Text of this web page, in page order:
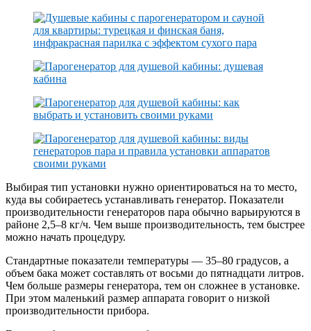
Выбирая тип установки нужно ориентироваться на то место,
куда вы собираетесь устанавливать генератор. Показатели
производительности генераторов пара обычно варьируются в
районе 2,5–8 кг/ч. Чем выше производительность, тем быстрее
можно начать процедуру.
Стандартные показатели температуры — 35–80 градусов, а
объем бака может составлять от восьми до пятнадцати литров.
Чем больше размеры генератора, тем он сложнее в установке.
При этом маленький размер аппарата говорит о низкой
производительности прибора.